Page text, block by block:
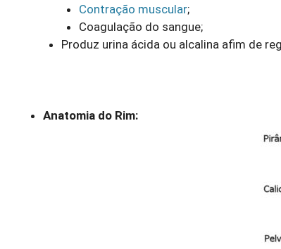
Contração muscular;
Coagulação do sangue;
Produz urina ácida ou alcalina afim de
Anatomia do Rim: